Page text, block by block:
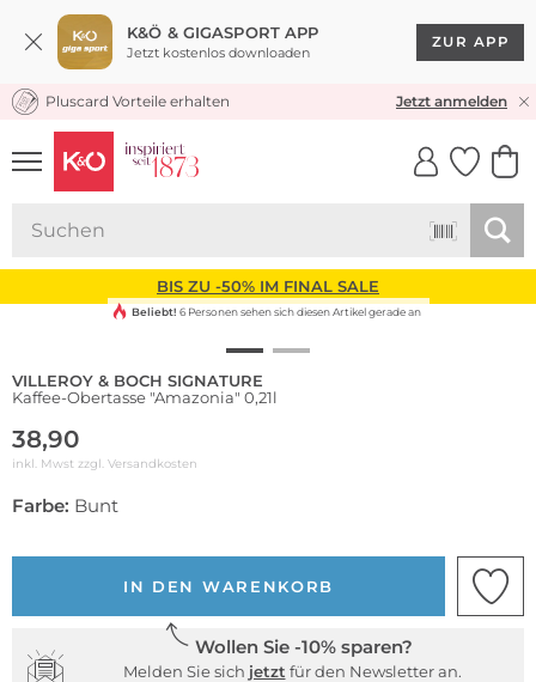
K&Ö & GIGASPORT APP
Jetzt kostenlos downloaden
ZUR APP
KOSTENLOSER VERSAND* & RÜCKVERSAND
Pluscard Vorteile erhalten Jetzt anmelden
UNSERE APP
CLICK &
BIS ZU -50% IM FINAL SALE
Beliebt! 6 Personen sehen sich diesen Artikel gerade an
VILLEROY & BOCH SIGNATURE
Kaffee-Obertasse "Amazonia" 0,21l
38,90
inkl. Mwst zzgl. Versandkosten
Farbe: Bunt
IN DEN WARENKORB
Wollen Sie -10% sparen?
Melden Sie sich jetzt für den Newsletter an.